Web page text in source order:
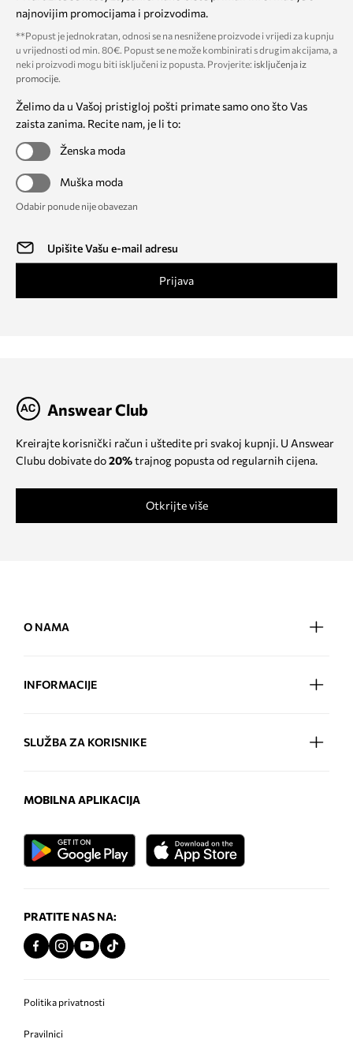
najnovijim promocijama i proizvodima.
**Popust je jednokratan, odnosi se na nesnižene proizvode i vrijedi za kupnju
u vrijednosti od min. 80€. Popust se ne može kombinirati s drugim akcijama, a
neki proizvodi mogu biti isključeni iz popusta. Provjerite: isključenja iz
promocije.
Želimo da u Vašoj pristigloj pošti primate samo ono što Vas
zaista zanima. Recite nam, je li to:
Ženska moda
Muška moda
Odabir ponude nije obavezan
Prijava
Answear Club
Kreirajte korisnički račun i uštedite pri svakoj kupnji. U Answear
Clubu dobivate do20%trajnog popusta od regularnih cijena.
Otkrijte više
O NAMA
INFORMACIJE
SLUŽBA ZA KORISNIKE
MOBILNA APLIKACIJA
PRATITE NAS NA:
Politika privatnosti
Pravilnici